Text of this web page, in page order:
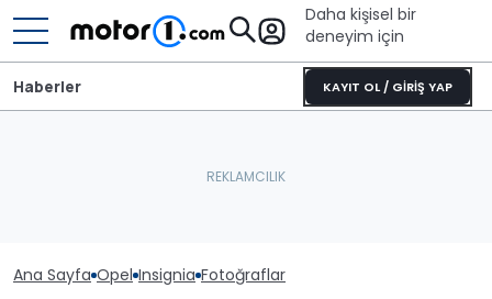
Daha kişisel bir
deneyim için
KAYIT OL / GİRİŞ YAP
Haberler
Ana Sayfa Opel Insignia Fotoğraflar